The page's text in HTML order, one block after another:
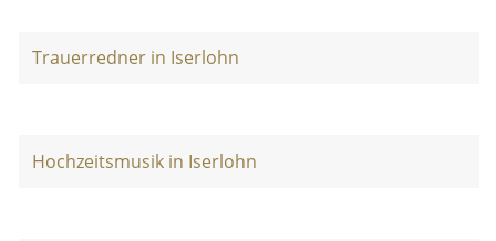
Trauerredner in Iserlohn
Hochzeitsmusik in Iserlohn